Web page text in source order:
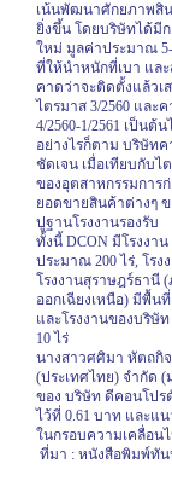
เน้นพัฒนาศักยภาพสิ
ยิ่งขึ้น โดยบริษัทได้มีก
ใหม่ มูลค่าประมาณ
ที่ให้นำหนักที่เบา แล
คาดว่าจะติดตั้งแล้วเ
ไตรมาส 3/2560 และ
4/2560-1/2561 เป็นต้น
อย่างไรก็ตาม บริษัทค
ชัดเจน เมื่อเทียบกับไ
ของอุตสาหกรรมการ
ยอดขายสินค้าต่างๆ
ปูฐานโรงงานรองรับ
ทั้งนี้ DCON มีโรงงา
ประมาณ 200 ไร่, โรง
โรงงานสุราษฎร์ธานี
ออกเฉียงเหนือ) มีพื้นที่
และโรงงานของบริษั
10 ไร่
นางสาวศศิมา หัตถกิ
(ประเทศไทย) จำกัด
ของ บริษัท ดีคอนโปร
ไว้ที่ 0.61 บาท และแ
ในกรอบความเคลื่อน
ที่มา : หนังสือพิมพ์ทั